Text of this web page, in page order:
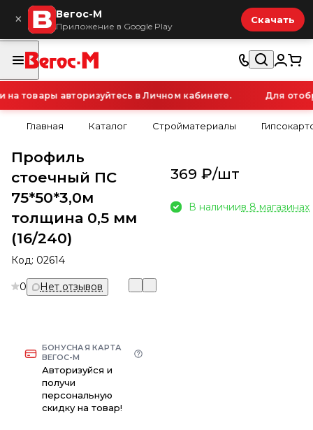
× Вегос-М
Приложение в Google Play
Скачать
товары авторизуйтесь в Личном кабинете. Для
Главная Каталог Стройматериалы
Профиль
стоечный ПС
75*50*3,0м
толщина 0,5 мм
(16/240)
Код: 02614
0 Нет отзывов
БОНУСНАЯ КАРТА
ВЕГОС-М
Авторизуйся и
получи
персональную
скидку на товар!
369 ₽/шт
В наличиив 8 магазинах